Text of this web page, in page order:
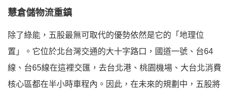
慧倉儲物流重鎮
除了綠能，五股最無可取代的優勢依然是它的「地理位
置」。它位於北台灣交通的大十字路口，國道一號、台64
線、台65線在這裡交匯，去台北港、桃園機場、大台北消費
核心區都在半小時車程內。因此，在未來的規劃中，五股將